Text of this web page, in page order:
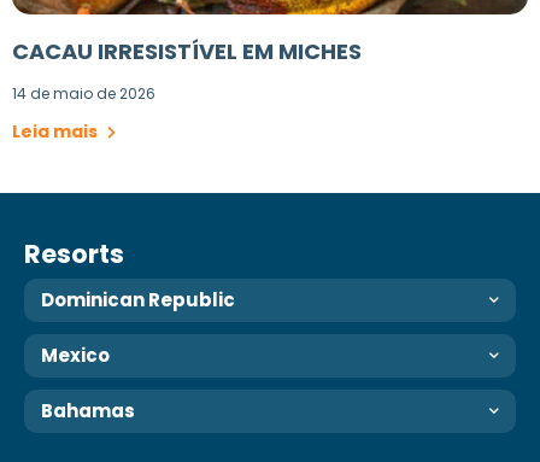
CACAU IRRESISTÍVEL EM MICHES
14 de maio de 2026
Leia mais
Resorts
Dominican Republic
Mexico
Bahamas